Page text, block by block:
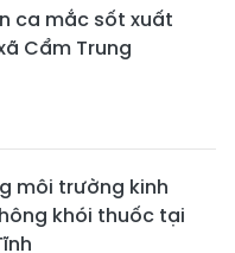
ca mắc sốt xuất
Cẩm Trung
môi trường kinh
khói thuốc tại